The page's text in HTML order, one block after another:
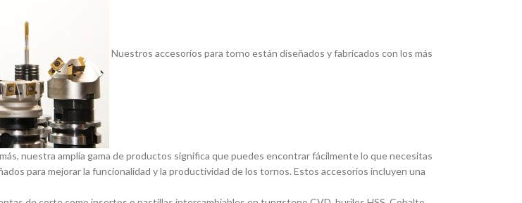
Nuestros accesorios para torno están diseñados y fabricados con los más
nuestra amplia gama de productos significa que puedes encontrar fácilmente lo que necesitas
para mejorar la funcionalidad y la productividad de los tornos. Estos accesorios incluyen una